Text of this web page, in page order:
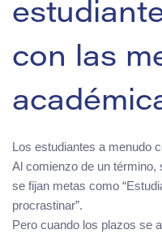
con las
Los estudiantes a menudo
Al comienzo de un término,
se fijan metas como
procrastinar”.
Pero cuando los plazos se